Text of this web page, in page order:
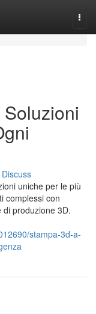
Discuss
uniche per le più
complessi con
produzione 3D.
stampa-3d-a-